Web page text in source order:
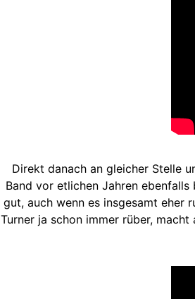
Direkt danach an gleicher Stelle
Band vor etlichen Jahren
gut, auch wenn es insgesamt eher
Turner ja schon immer rüber,